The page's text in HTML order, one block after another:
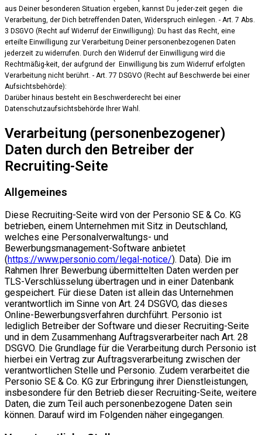
aus Deiner besonderen Situation ergeben, kannst Du jeder-zeit gegen die
Verarbeitung, der Dich betreffenden Daten, Widerspruch einlegen. - Art. 7 Abs.
3 DSGVO (Recht auf Widerruf der Einwilligung): Du hast das Recht, eine
erteilte Einwilligung zur Verarbeitung Deiner personenbezogenen Daten
jederzeit zu widerrufen. Durch den Widerruf der Einwilligung wird die
Rechtmäßig-keit, der aufgrund der Einwilligung bis zum Widerruf erfolgten
Verarbeitung nicht berührt. - Art. 77 DSGVO (Recht auf Beschwerde bei einer
Aufsichtsbehörde):
Darüber hinaus besteht ein Beschwerderecht bei einer
Datenschutzaufsichtsbehörde Ihrer Wahl.
Verarbeitung (personenbezogener)
Daten durch den Betreiber der
Recruiting-Seite
Allgemeines
Diese Recruiting-Seite wird von der Personio SE & Co. KG
betrieben, einem Unternehmen mit Sitz in Deutschland,
welches eine Personalverwaltungs- und
Bewerbungsmanagement-Software anbietet
(https://www.personio.com/legal-notice/). Data). Die im
Rahmen Ihrer Bewerbung übermittelten Daten werden per
TLS-Verschlüsselung übertragen und in einer Datenbank
gespeichert. Für diese Daten ist allein das Unternehmen
verantwortlich im Sinne von Art. 24 DSGVO, das dieses
Online-Bewerbungsverfahren durchführt. Personio ist
lediglich Betreiber der Software und dieser Recruiting-Seite
und in dem Zusammenhang Auftragsverarbeiter nach Art. 28
DSGVO. Die Grundlage für die Verarbeitung durch Personio ist
hierbei ein Vertrag zur Auftragsverarbeitung zwischen der
verantwortlichen Stelle und Personio. Zudem verarbeitet die
Personio SE & Co. KG zur Erbringung ihrer Dienstleistungen,
insbesondere für den Betrieb dieser Recruiting-Seite, weitere
Daten, die zum Teil auch personenbezogene Daten sein
können. Darauf wird im Folgenden näher eingegangen.